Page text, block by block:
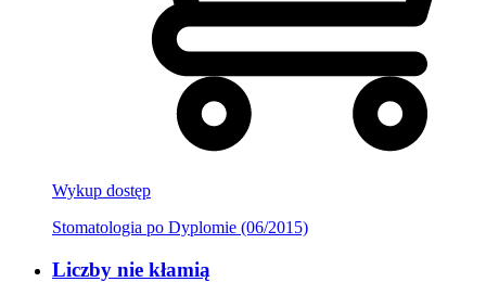
Wykup dostęp
Stomatologia po Dyplomie (06/2015)
Liczby nie kłamią